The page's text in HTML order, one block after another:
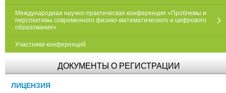
Международная научно-практическая конференция «Проблемы и
перспективы современного физико-математического и цифрового
образования»
Участники конференций
ДОКУМЕНТЫ О РЕГИСТРАЦИИ
ЛИЦЕНЗИЯ